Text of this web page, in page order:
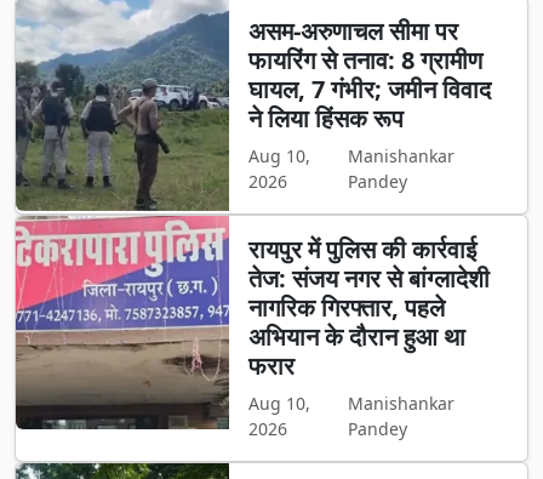
असम-अरुणाचल सीमा पर
फायरिंग से तनाव: 8 ग्रामीण
घायल, 7 गंभीर; जमीन विवाद
ने लिया हिंसक रूप
Aug 10,
2026
Manishankar
Pandey
रायपुर में पुलिस की कार्रवाई
तेज: संजय नगर से बांग्लादेशी
नागरिक गिरफ्तार, पहले
अभियान के दौरान हुआ था
फरार
Aug 10,
2026
Manishankar
Pandey